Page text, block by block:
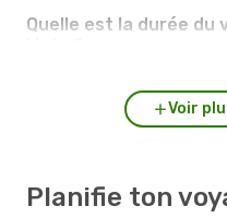
Quelle est la durée du
Voir
Planifie ton